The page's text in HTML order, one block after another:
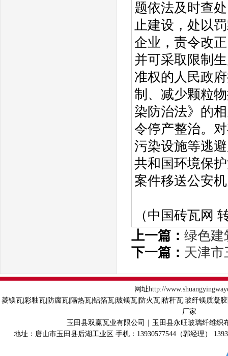
题依法及时查
止建设，处以
企业，责令改
并可采取限制
准权的人民政
制、减少颗粒
染防治法》的
令停产整治。
污染设施等逃
共和国环境保
案件移送公安
（中国砖瓦网
上一篇： 绿色建
下一篇： 天津市
网址http://
菱镁瓦|彩釉瓦|防腐瓦|隔热瓦|铝箔瓦|玻镁瓦|防火瓦|秸秆瓦|玻纤镁质凝
厂家
玉田县双赢瓦业有限公司｜玉田县永旺玻璃纤维织
地址：唐山市玉田县后湖工业区 手机：13930577544（郭经理）